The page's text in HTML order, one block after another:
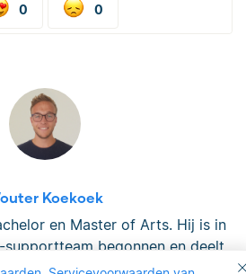
0 0
Koekoek
en Master of Arts. Hij is in
begonnen en deelt
het schrijven van teksten,